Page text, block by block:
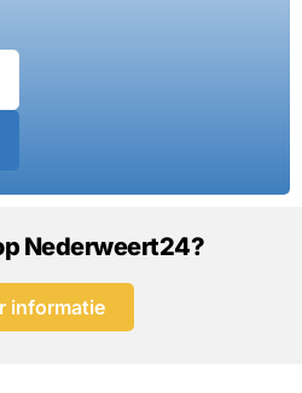
Nederweert24?
informatie